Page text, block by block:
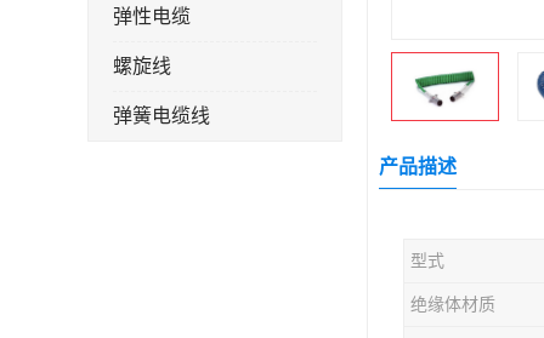
弹性电缆
螺旋线
弹簧电缆线
产品描述
型式
绝缘体材质